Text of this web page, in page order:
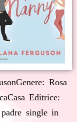
Rosa
Editrice:
single in